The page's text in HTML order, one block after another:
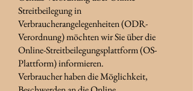
Streitbeilegung in
Verbraucherangelegenheiten (ODR-
Verordnung) möchten wir Sie über die
Online-Streitbeilegungsplattform (OS-
Plattform) informieren.
Verbraucher haben die Möglichkeit,